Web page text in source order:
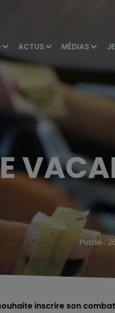
ACTUS MÉDIAS
Publié :
inscrire son